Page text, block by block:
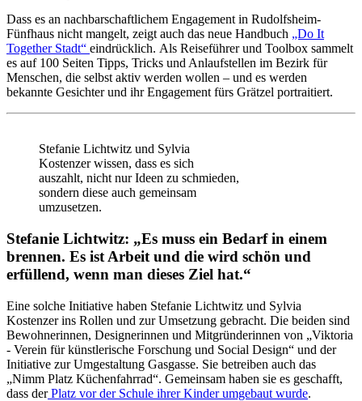
Dass es an nachbarschaftlichem Engagement in Rudolfsheim-
Fünfhaus nicht mangelt, zeigt auch das neue Handbuch „Do It
Together Stadt“ eindrücklich. Als Reiseführer und Toolbox sammelt
es auf 100 Seiten Tipps, Tricks und Anlaufstellen im Bezirk für
Menschen, die selbst aktiv werden wollen – und es werden
bekannte Gesichter und ihr Engagement fürs Grätzel portraitiert.
Stefanie Lichtwitz und Sylvia
Kostenzer wissen, dass es sich
auszahlt, nicht nur Ideen zu schmieden,
sondern diese auch gemeinsam
umzusetzen.
Stefanie Lichtwitz: „Es muss ein Bedarf in einem
brennen. Es ist Arbeit und die wird schön und
erfüllend, wenn man dieses Ziel hat.“
Eine solche Initiative haben Stefanie Lichtwitz und Sylvia
Kostenzer ins Rollen und zur Umsetzung gebracht. Die beiden sind
Bewohnerinnen, Designerinnen und Mitgründerinnen von „Viktoria
- Verein für künstlerische Forschung und Social Design“ und der
Initiative zur Umgestaltung Gasgasse. Sie betreiben auch das
„Nimm Platz Küchenfahrrad“. Gemeinsam haben sie es geschafft,
dass derPlatz vor der Schule ihrer Kinder umgebaut wurde.